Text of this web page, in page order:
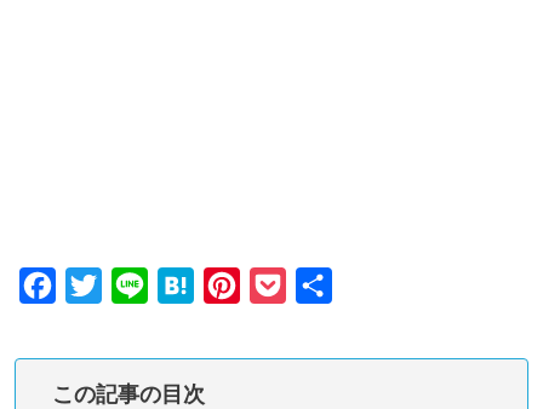
c
e
i
t
n
e
t
e
n
c
この記事の目次